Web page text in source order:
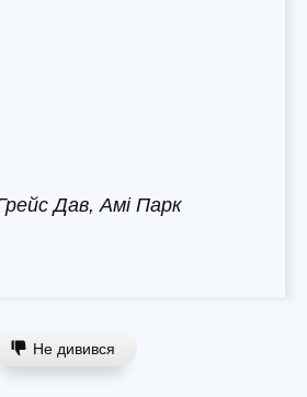
Дав, Амі Парк
Не дивився